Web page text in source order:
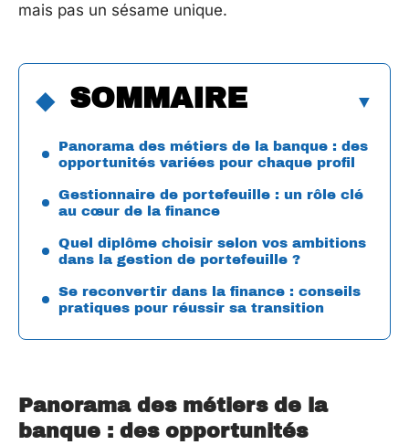
mais pas un sésame unique.
SOMMAIRE
Panorama des métiers de la banque : des
opportunités variées pour chaque profil
Gestionnaire de portefeuille : un rôle clé
au cœur de la finance
Quel diplôme choisir selon vos ambitions
dans la gestion de portefeuille ?
Se reconvertir dans la finance : conseils
pratiques pour réussir sa transition
Panorama des métiers de la
banque : des opportunités